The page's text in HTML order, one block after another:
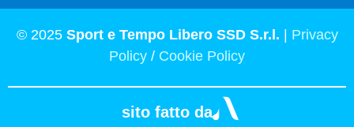
© 2025 Sport e Tempo Libero SSD S.r.l.
Privacy
Policy / Cookie Policy
sito fatto da